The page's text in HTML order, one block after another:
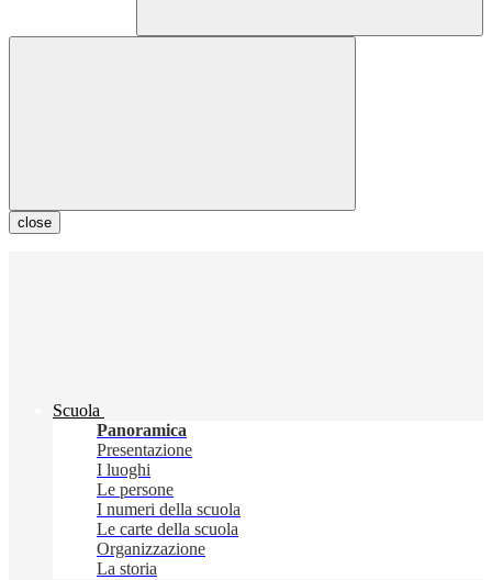
close
Scuola
Panoramica
Presentazione
I luoghi
Le persone
I numeri della scuola
Le carte della scuola
Organizzazione
La storia